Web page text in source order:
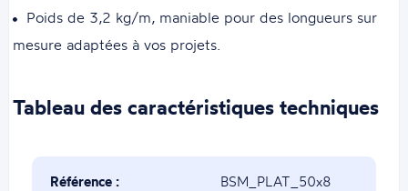
Poids de 3,2 kg/m, maniable pour des longueurs sur
mesure adaptées à vos projets.
Tableau des caractéristiques techniques
Référence : BSM_PLAT_50x8